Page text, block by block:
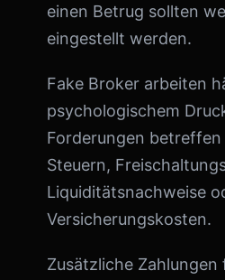
einen Betrug sollten
eingestellt werden.
Fake Broker arbeiten
psychologischem
Forderungen betreffen
Steuern,
Liquiditätsnachweise
Versicherungskosten.
Zusätzliche Zahlungen